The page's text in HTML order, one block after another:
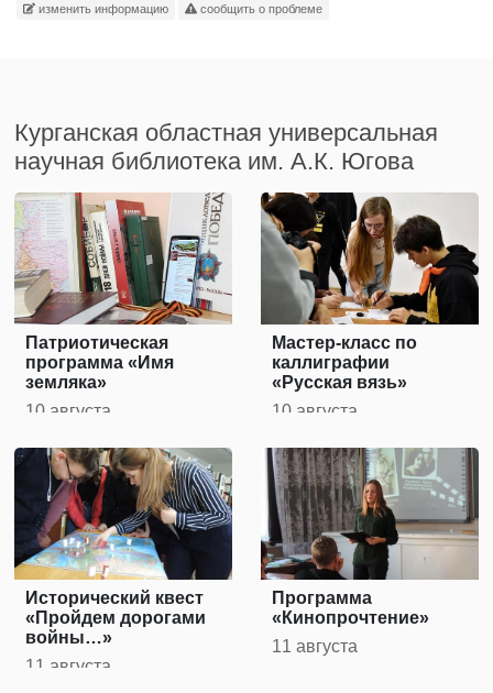
изменить информацию сообщить о проблеме
Курганская областная универсальная
научная библиотека им. А.К. Югова
Патриотическая
программа «Имя
земляка»
10 августа
Мастер-класс по
каллиграфии
«Русская вязь»
10 августа
Исторический квест
«Пройдем дорогами
войны…»
11 августа
Программа
«Кинопрочтение»
11 августа